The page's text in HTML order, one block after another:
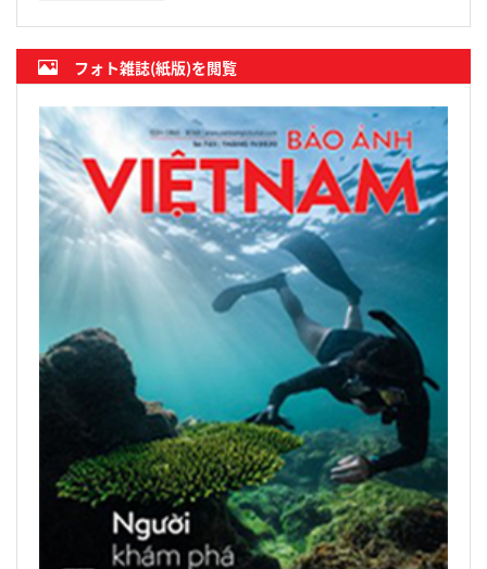
フォト雑誌(紙版)を閲覧